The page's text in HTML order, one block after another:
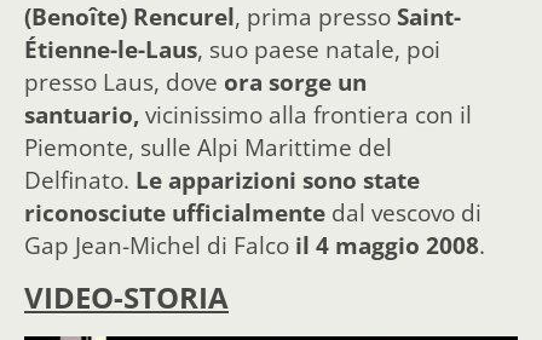
(Benoîte) Rencurel, prima presso Saint-
Étienne-le-Laus, suo paese natale, poi
presso Laus, dove ora sorge un
santuario, vicinissimo alla frontiera con il
Piemonte, sulle Alpi Marittime del
Delfinato. Le apparizioni sono state
riconosciute ufficialmente dal vescovo di
Gap Jean-Michel di Falco il 4 maggio 2008.
VIDEO-STORIA